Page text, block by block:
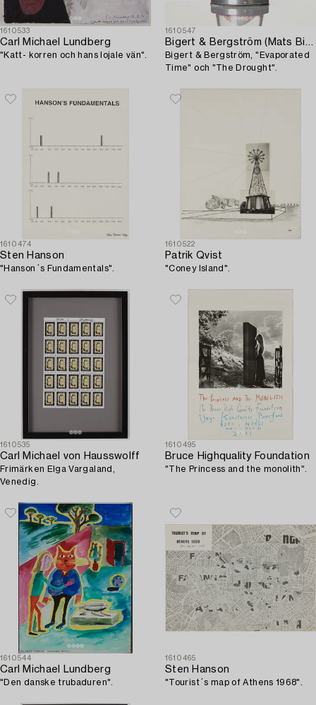
1610533
Carl Michael Lundberg
"Katt- korren och hans lojale vän".
1610547
Bigert & Bergström (Mats Bigert, Lars Bergström)
Bigert & Bergström, "Evaporated
Time" och "The Drought".
1610474
Sten Hanson
"Hanson´s Fundamentals".
1610522
Patrik Qvist
"Coney Island".
1610535
Carl Michael von Hausswolff
Frimärken Elga Vargaland,
Venedig.
1610495
Bruce Highquality Foundation
"The Princess and the monolith".
1610544
Carl Michael Lundberg
"Den danske trubaduren".
1610465
Sten Hanson
"Tourist´s map of Athens 1968".